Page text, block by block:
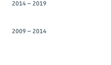
2014 – 2019
2009 – 2014